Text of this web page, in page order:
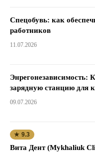
Спецобувь: как
работников
11.07.2026
Энрегонезависимость:
зарядную станцию для
09.07.2026
★ 9.3
Вита Дент (Mykhaliuk